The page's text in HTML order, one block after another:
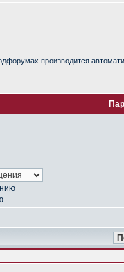
производится